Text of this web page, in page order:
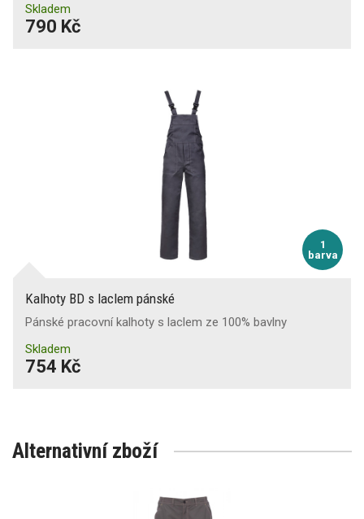
Skladem
790 Kč
1
barva
Kalhoty BD s laclem pánské
Pánské pracovní kalhoty s laclem ze 100% bavlny
Skladem
754 Kč
Alternativní zboží